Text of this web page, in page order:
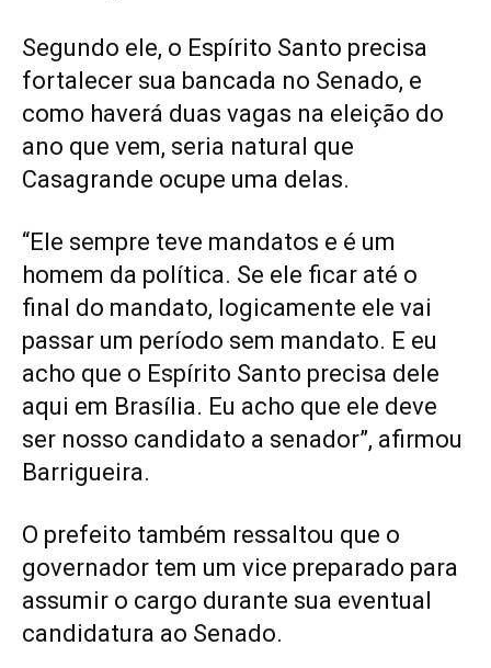
Segundo ele, o Espírito Santo precisa
fortalecer sua bancada no Senado, e
como haverá duas vagas na eleição do
ano que vem, seria natural que
Casagrande ocupe uma delas.
“Ele sempre teve mandatos e é um
homem da política. Se ele ficar até o
final do mandato, logicamente ele vai
passar um período sem mandato. E eu
acho que o Espírito Santo precisa dele
aqui em Brasília. Eu acho que ele deve
ser nosso candidato a senador”, afirmou
Barrigueira.
O prefeito também ressaltou que o
governador tem um vice preparado para
assumir o cargo durante sua eventual
candidatura ao Senado.